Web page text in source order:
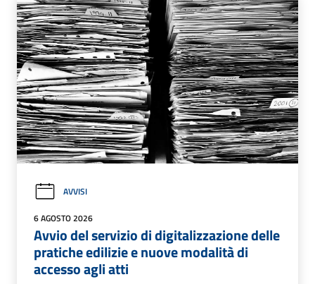
AVVISI
6 AGOSTO 2026
Avvio del servizio di digitalizzazione delle
pratiche edilizie e nuove modalità di
accesso agli atti